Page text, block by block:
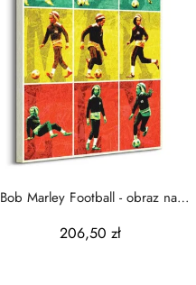
Bob Marley Football - obraz na
206,50 zł